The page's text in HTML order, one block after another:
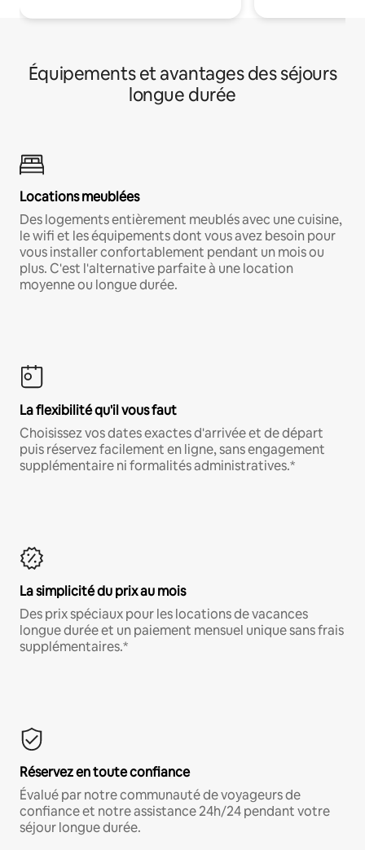
Équipements et avantages des séjours
longue durée
Locations meublées
Des logements entièrement meublés avec une cuisine,
le wifi et les équipements dont vous avez besoin pour
vous installer confortablement pendant un mois ou
plus. C'est l'alternative parfaite à une location
moyenne ou longue durée.
La flexibilité qu'il vous faut
Choisissez vos dates exactes d'arrivée et de départ
puis réservez facilement en ligne, sans engagement
supplémentaire ni formalités administratives.*
La simplicité du prix au mois
Des prix spéciaux pour les locations de vacances
longue durée et un paiement mensuel unique sans frais
supplémentaires.*
Réservez en toute confiance
Évalué par notre communauté de voyageurs de
confiance et notre assistance 24h/24 pendant votre
séjour longue durée.